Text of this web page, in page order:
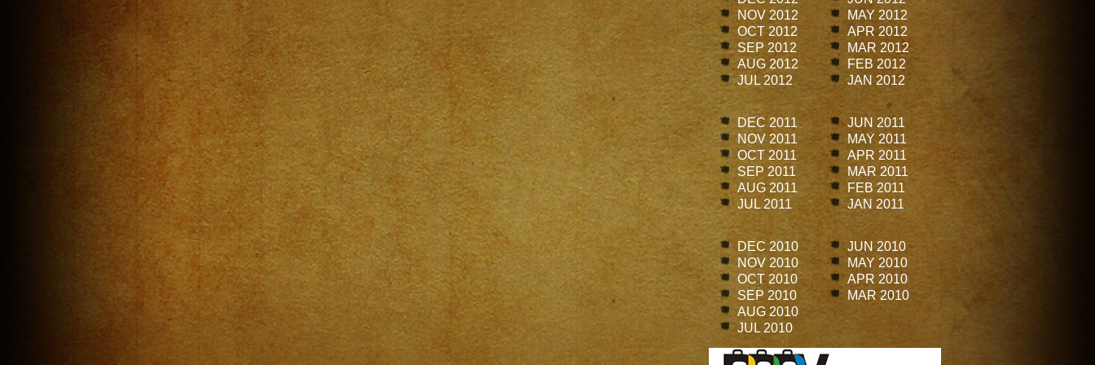
NOV 2012
OCT 2012
SEP 2012
AUG 2012
JUL 2012
MAY 2012
APR 2012
MAR 2012
FEB 2012
JAN 2012
DEC 2011
NOV 2011
OCT 2011
SEP 2011
AUG 2011
JUL 2011
JUN 2011
MAY 2011
APR 2011
MAR 2011
FEB 2011
JAN 2011
DEC 2010
NOV 2010
OCT 2010
SEP 2010
AUG 2010
JUL 2010
JUN 2010
MAY 2010
APR 2010
MAR 2010